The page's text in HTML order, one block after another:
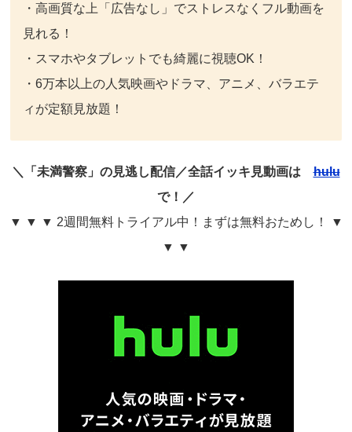
・高画質な上「広告なし」でストレスなくフル動画を
見れる！
・スマホやタブレットでも綺麗に視聴OK！
・6万本以上の人気映画やドラマ、アニメ、バラエテ
ィが定額見放題！
＼「未満警察」の見逃し配信／全話イッキ見動画はhulu
で！／
▼ ▼ ▼ 2週間無料トライアル中！まずは無料おためし！ ▼
▼ ▼